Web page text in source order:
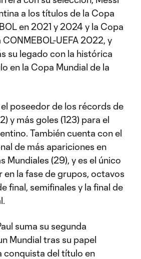
a los títulos de la Copa
en 2021 y 2024 y la Copa
UEFA 2022, y
su legado con la histórica
en la Copa Mundial de la
poseedor de los récords de
y más goles (123) para el
También cuenta con el
de más apariciones en
Mundiales (29), y es el único
en la fase de grupos, octavos
final, semifinales y la final de
suma su segunda
Mundial tras su papel
conquista del título en